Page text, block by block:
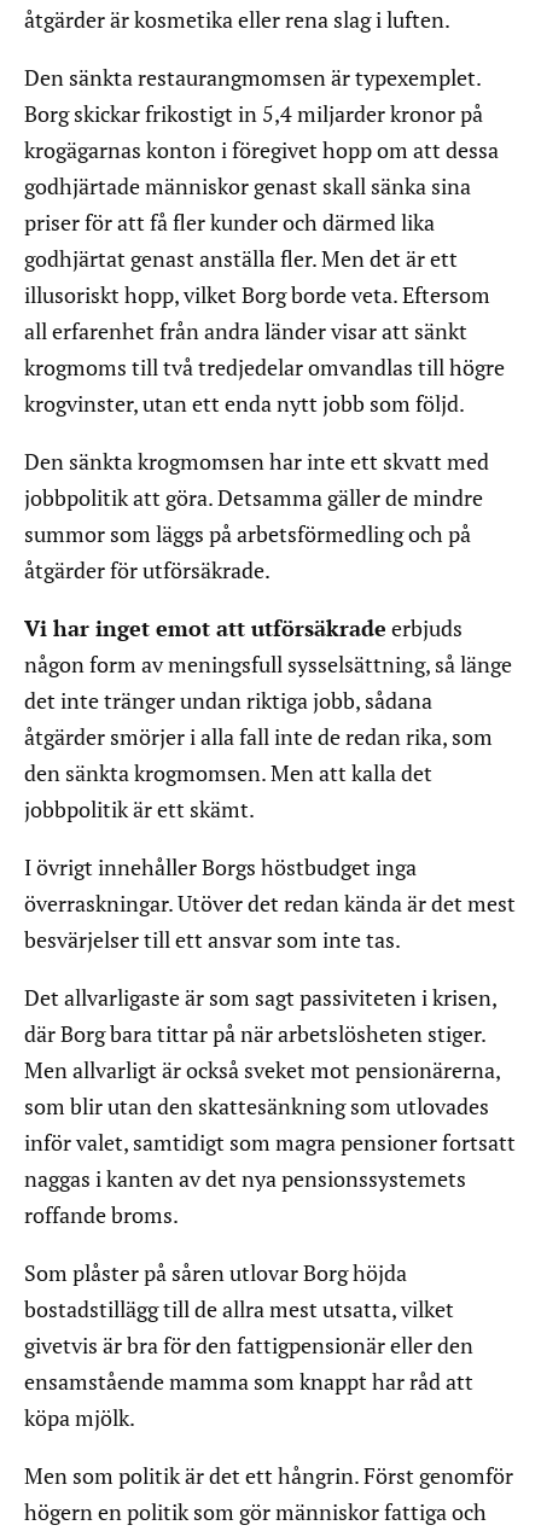
åtgärder är kosmetika eller rena slag i luften.
Den sänkta restaurangmomsen är typexemplet.
Borg skickar frikostigt in 5,4 miljarder kronor på
krogägarnas konton i föregivet hopp om att dessa
godhjärtade människor genast skall sänka sina
priser för att få fler kunder och därmed lika
godhjärtat genast anställa fler. Men det är ett
illusoriskt hopp, vilket Borg borde veta. Eftersom
all erfarenhet från andra länder visar att sänkt
krogmoms till två tredjedelar omvandlas till högre
krogvinster, utan ett enda nytt jobb som följd.
Den sänkta krogmomsen har inte ett skvatt med
jobbpolitik att göra. Detsamma gäller de mindre
summor som läggs på arbetsförmedling och på
åtgärder för utförsäkrade.
Vi har inget emot att utförsäkrade erbjuds
någon form av meningsfull sysselsättning, så länge
det inte tränger undan riktiga jobb, sådana
åtgärder smörjer i alla fall inte de redan rika, som
den sänkta krogmomsen. Men att kalla det
jobbpolitik är ett skämt.
I övrigt innehåller Borgs höstbudget inga
överraskningar. Utöver det redan kända är det mest
besvärjelser till ett ansvar som inte tas.
Det allvarligaste är som sagt passiviteten i krisen,
där Borg bara tittar på när arbetslösheten stiger.
Men allvarligt är också sveket mot pensionärerna,
som blir utan den skattesänkning som utlovades
inför valet, samtidigt som magra pensioner fortsatt
naggas i kanten av det nya pensionssystemets
roffande broms.
Som plåster på såren utlovar Borg höjda
bostadstillägg till de allra mest utsatta, vilket
givetvis är bra för den fattigpensionär eller den
ensamstående mamma som knappt har råd att
köpa mjölk.
Men som politik är det ett hångrin. Först genomför
högern en politik som gör människor fattiga och